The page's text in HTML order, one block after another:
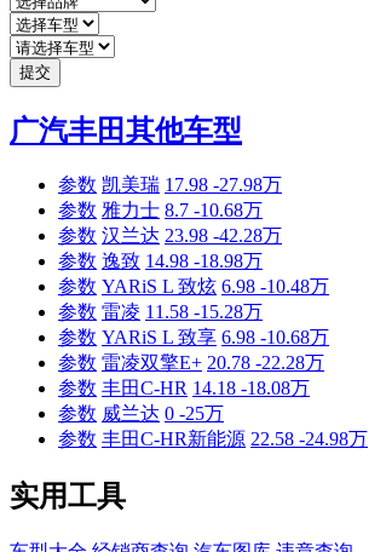
提交
广汽丰田其他车型
参数 凯美瑞 17.98 -27.98万
参数 雅力士 8.7 -10.68万
参数 汉兰达 23.98 -42.28万
参数 逸致 14.98 -18.98万
参数 YARiS L 致炫 6.98 -10.48万
参数 雷凌 11.58 -15.28万
参数 YARiS L 致享 6.98 -10.68万
参数 雷凌双擎E+ 20.78 -22.28万
参数 丰田C-HR 14.18 -18.08万
参数 威兰达 0 -25万
参数 丰田C-HR新能源 22.58 -24.98万
实用工具